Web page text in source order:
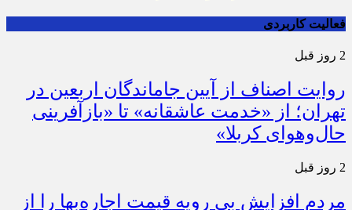
فعالیت کاربردی
2 روز قبل
روایت اصناف از آیین جاماندگان اربعین در
تهران؛ از «خدمت عاشقانه» تا «بازآفرینی
حال‌وهوای کربلا»
2 روز قبل
مردم افزایش بی رویه قیمت اجاره‌بها را از